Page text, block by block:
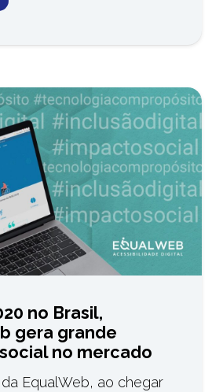
no Brasil,
gera grande
no mercado
EqualWeb, ao chegar